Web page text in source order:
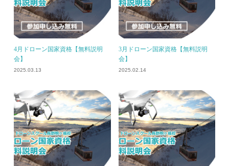
4月ドローン国家資格【無料説明
会】
2025.03.13
3月ドローン国家資格【無料説明
会】
2025.02.14